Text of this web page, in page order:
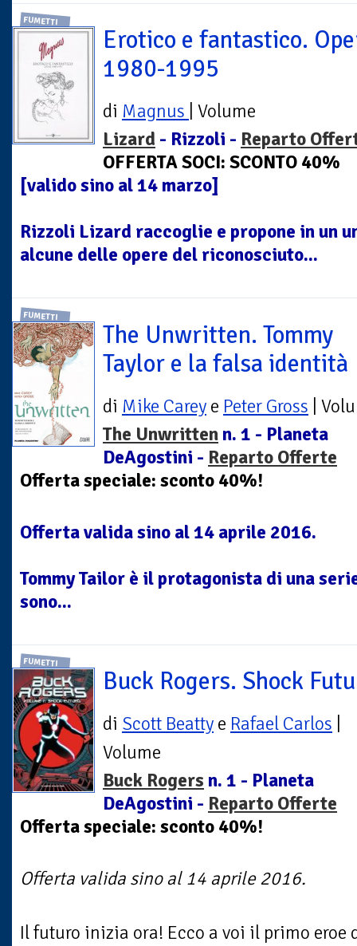
FUMETTI
Erotico e fantastico.
1980-1995
di Magnus | Volume
Lizard - Rizzoli - Reparto
OFFERTA SOCI: SCONTO 40%
[valido sino al 14 marzo]
Rizzoli Lizard raccoglie e propone in un
alcune delle opere del riconosciuto...
FUMETTI
The Unwritten. Tommy
Taylor e la falsa identità
di Mike Carey e Peter Gross |
The Unwritten n. 1 - Planeta
DeAgostini - Reparto Offerte
Offerta speciale: sconto 40%!
Offerta valida sino al 14 aprile 2016.
Tommy Tailor è il protagonista di una
sono...
FUMETTI
Buck Rogers. Shock
di Scott Beatty e Rafael Carlos
Volume
Buck Rogers n. 1 - Planeta
DeAgostini - Reparto Offerte
Offerta speciale: sconto 40%!
Offerta valida sino al 14 aprile 2016.
Il futuro inizia ora! Ecco a voi il primo eroe